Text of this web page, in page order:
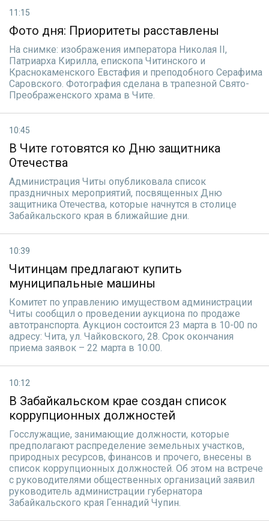
11:15
Фото дня: Приоритеты расставлены
На снимке: изображения императора Николая II,
Патриарха Кирилла, епископа Читинского и
Краснокаменского Евстафия и преподобного Серафима
Саровского. Фотография сделана в трапезной Свято-
Преображенского храма в Чите.
10:45
В Чите готовятся ко Дню защитника
Отечества
Администрация Читы опубликовала список
праздничных мероприятий, посвященных Дню
защитника Отечества, которые начнутся в столице
Забайкальского края в ближайшие дни.
10:39
Читинцам предлагают купить
муниципальные машины
Комитет по управлению имуществом администрации
Читы сообщил о проведении аукциона по продаже
автотранспорта. Аукцион состоится 23 марта в 10-00 по
адресу: Чита, ул. Чайковского, 28. Срок окончания
приема заявок – 22 марта в 10.00.
10:12
В Забайкальском крае создан список
коррупционных должностей
Госслужащие, занимающие должности, которые
предполагают распределение земельных участков,
природных ресурсов, финансов и прочего, внесены в
список коррупционных должностей. Об этом на встрече
с руководителями общественных организаций заявил
руководитель администрации губернатора
Забайкальского края Геннадий Чупин.